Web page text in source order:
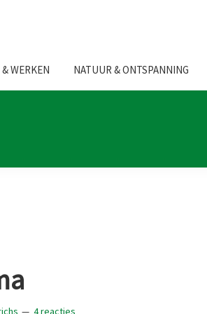
WERKEN NATUUR & ONTSPANNING
4 reacties